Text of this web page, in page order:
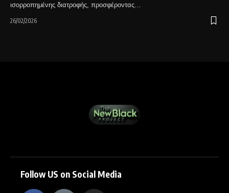
ισορροπημένης διατροφής, προσφέροντας…
26/02/2026
Follow US on Social Media